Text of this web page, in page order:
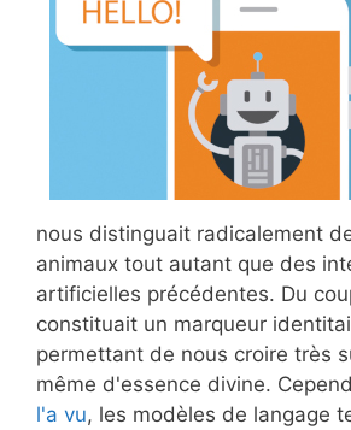
nous distinguait radicalement
animaux tout autant que des
artificielles précédentes. Du
constituait un marqueur
permettant de nous croire très
même d'essence divine.
l'a vu, les modèles de langage